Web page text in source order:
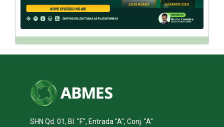
SHN Qd. 01, Bl. "F", Entrada "A", Conj. "A"